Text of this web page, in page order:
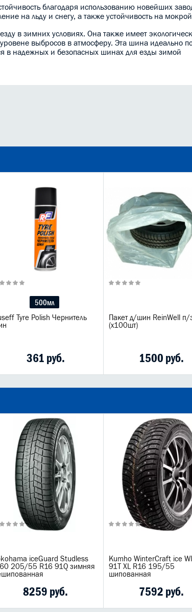
благодаря использованию новейших
на льду и снегу, а также устойчивость на
в зимних условиях. Она также имеет
выбросов в атмосферу. Эта шина идеально
в надежных и безопасных шинах для езды зимой
500мл
Tyre Polish Чернитель
361 руб.
Пакет д/шин ReinWell п/
(х100шт)
1500 руб.
iceGuard Studless
205/55 R16 91Q зимняя
8259 руб.
Kumho WinterCraft ice
91T XL R16 195/55
шипованная
7592 руб.